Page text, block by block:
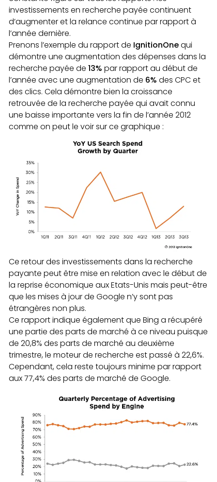
investissements en recherche payée continuent
d’augmenter et la relance continue par rapport à
l’année dernière.
Prenons l’exemple du rapport de IgnitionOnequi
démontre une augmentation des dépenses dans la
recherche payée de 13% par rapport au début de
l’année avec une augmentation de 6% des CPC et
des clics. Cela démontre bien la croissance
retrouvée de la recherche payée qui avait connu
une baisse importante vers la fin de l’année 2012
comme on peut le voir sur ce graphique :
Ce retour des investissements dans la recherche
payante peut être mise en relation avec le début de
la reprise économique aux Etats-Unis mais peut-être
que les mises à jour de Google n’y sont pas
étrangères non plus.
Ce rapport indique également que Bing a récupéré
une partie des parts de marché à ce niveau puisque
de 20,8% des parts de marché au deuxième
trimestre, le moteur de recherche est passé à 22,6%.
Cependant, cela reste toujours minime par rapport
aux 77,4% des parts de marché de Google.